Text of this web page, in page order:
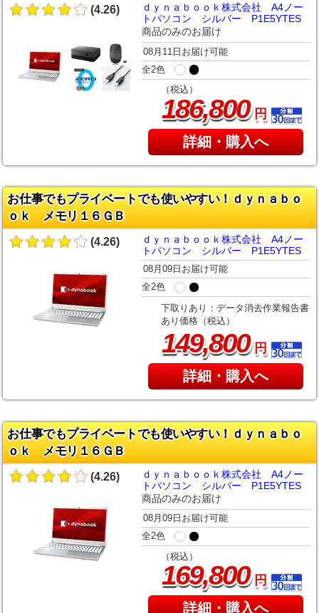
(4.26)
ｄｙｎａｂｏｏｋ株式会社 A4ノー
トパソコン シルバー P1E5YTES
商品のみのお届け
08月11日お届け可能
全2色
（税込）
186,800円
詳細・購入へ
お仕事でもプライベートでも使いやすい！ｄｙｎａｂｏ
ｏｋ メモリ１６ＧＢ
(4.26)
ｄｙｎａｂｏｏｋ株式会社 A4ノー
トパソコン シルバー P1E5YTES
08月09日お届け可能
全2色
下取りあり：データ消去作業報告書
あり価格（税込）
149,800円
詳細・購入へ
お仕事でもプライベートでも使いやすい！ｄｙｎａｂｏ
ｏｋ メモリ１６ＧＢ
(4.26)
ｄｙｎａｂｏｏｋ株式会社 A4ノー
トパソコン シルバー P1E5YTES
商品のみのお届け
08月09日お届け可能
全2色
（税込）
169,800円
詳細・購入へ